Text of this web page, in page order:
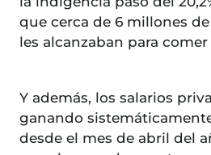
que cerca de 6 millones
les alcanzaban para
Y además, los salarios
ganando
desde el mes de abril del